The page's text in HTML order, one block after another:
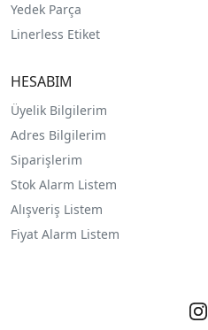
Yedek Parça
Linerless Etiket
HESABIM
Üyelik Bilgilerim
Adres Bilgilerim
Siparişlerim
Stok Alarm Listem
Alışveriş Listem
Fiyat Alarm Listem